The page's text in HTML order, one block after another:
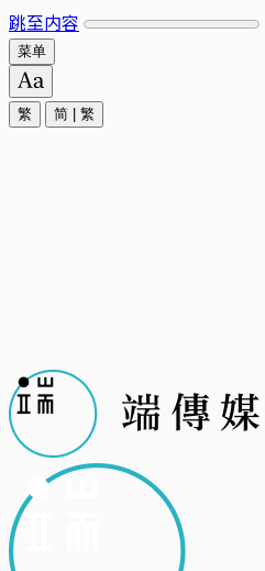
跳至内容
菜单
繁 简 繁